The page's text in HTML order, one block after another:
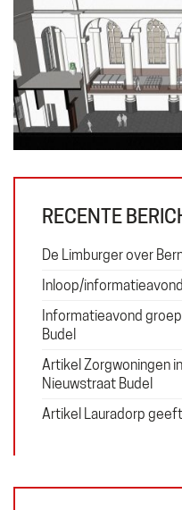
RECENTE
De Limburger over
Inloop/
Informatieavond
Budel
Artikel Zorgwoningen
Nieuwstraat Budel
Artikel Lauradorp
Over ons
Diensten
Projecten
Contact
Gebruiker
Exploitatie
Erfgoed
Wonen